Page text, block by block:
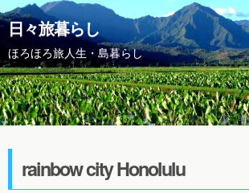
日々旅暮らし
ほろほろ旅人生・島暮らし
rainbow city Honolulu